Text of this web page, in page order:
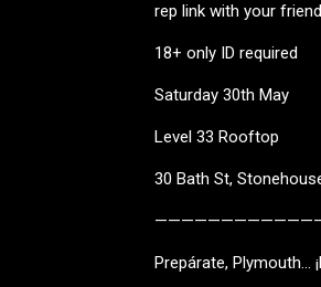
rep link with your
18+ only ID required
Saturday 30th May
Level 33 Rooftop
30 Bath St,
Prepárate, Plymouth…